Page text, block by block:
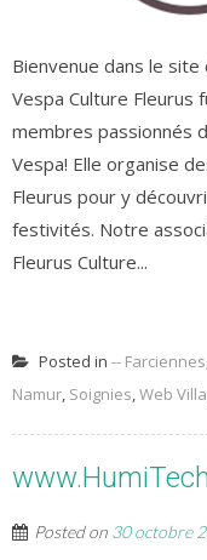
Bienvenue dans le site
Vespa Culture Fleurus
membres passionnés
Vespa! Elle organise
Fleurus pour y
festivités. Notre
Fleurus Culture...
Posted in -- Farciennes
Namur, Soignies,Web
Posted on 30 octobre